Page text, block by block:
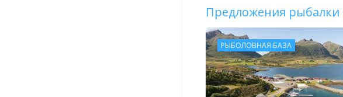
Предложения рыбалки
РЫБОЛОВНАЯ БАЗА